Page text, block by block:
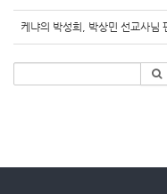
케냐의 박성희, 박상민 선교사님